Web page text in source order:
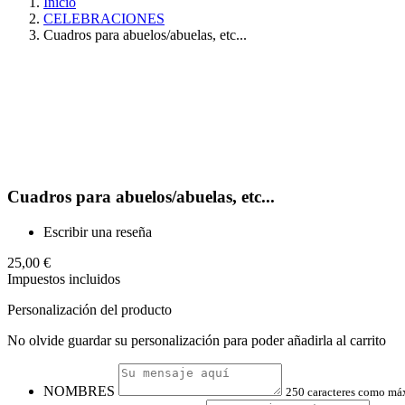
CELEBRACIONES
Cuadros para abuelos/abuelas, etc...
Cuadros para abuelos/abuelas, etc...
Escribir una reseña
25,00 €
Impuestos incluidos
Personalización del producto
No olvide guardar su personalización para poder añadirla al carrito
NOMBRES 250 caracteres como